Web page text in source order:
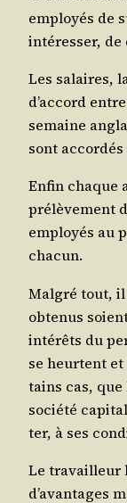
employés de
inté­res­ser,
Les salaires,
d’accord
semaine
sont accor­dés
Enfin chaque
pré­lè­ve­ment
employés au
chacun.
Mal­gré tout, il
obte­nus
inté­rêts du
se heurtent
tains cas,
socié­té
ter, à ses
Le tra­vailleur
d’avantages